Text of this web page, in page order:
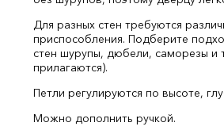
Для разных стен требуются
приспособления. Подберите
стен шурупы, дюбели, саморезы и
прилагаются).
Петли регулируются по высоте,
Можно дополнить ручкой.